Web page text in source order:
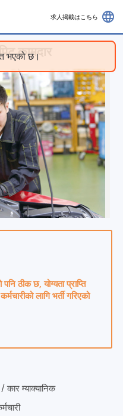
भएको छ।
求人掲載はこちら language
कामदार
ठीक छ, योग्यता प्राप्ति
लागि भर्ती गरिएको
म्याक्यानिक